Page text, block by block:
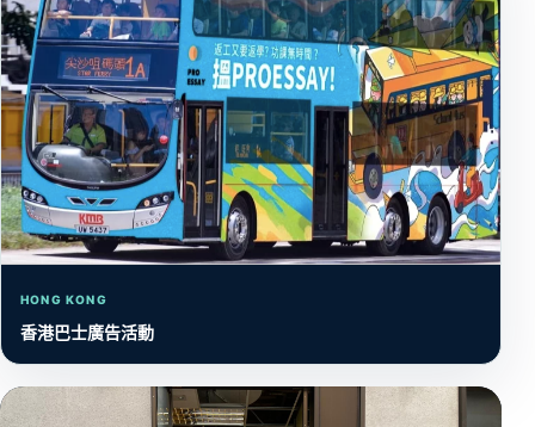
HONG KONG
香港巴士廣告活動